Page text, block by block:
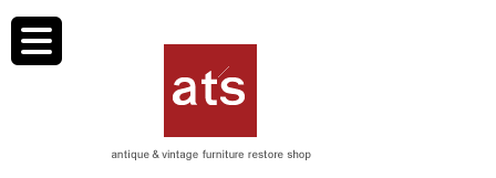
toggle
navigation
大阪府 K様邸 プライベートルーム